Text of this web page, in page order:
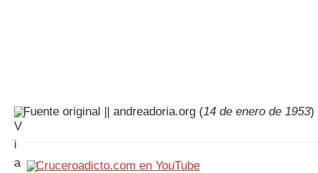
Fuente original || andreadoria.org (14 de enero de 1953) ||
Cruceroadicto.com en YouTube